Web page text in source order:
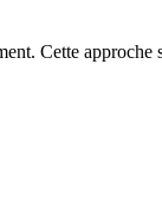
Cette